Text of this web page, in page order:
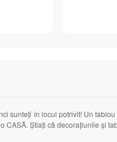
sunteți în locul potrivit! Un
CASĂ. Știați că decorațiunile